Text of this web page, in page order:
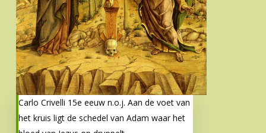
Carlo Crivelli 15e eeuw n.o.j. Aan de voet van
het kruis ligt de schedel van Adam waar het